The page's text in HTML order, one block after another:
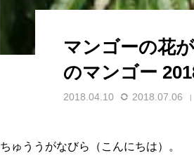
マンゴーの花
のマンゴー
2018.04.10 2018.07.06
ちゅううがなびら（こんにちは）。